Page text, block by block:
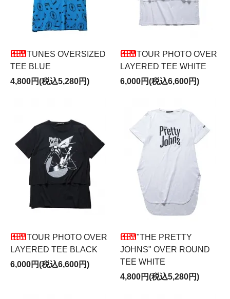
TUNES OVERSIZED
TEE BLUE
4,800円(税込5,280円)
TOUR PHOTO OVER
LAYERED TEE WHITE
6,000円(税込6,600円)
TOUR PHOTO OVER
LAYERED TEE BLACK
6,000円(税込6,600円)
"THE PRETTY
JOHNS" OVER ROUND
TEE WHITE
4,800円(税込5,280円)